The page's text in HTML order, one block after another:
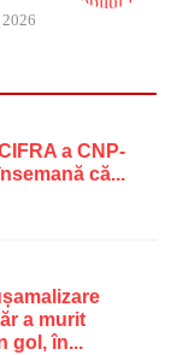
a CNP-
că...
a murit
gol, în...